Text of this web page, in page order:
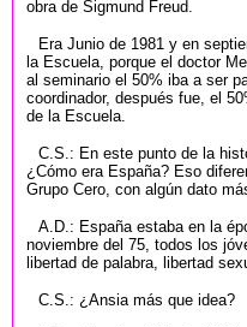
obra de Sigmund Freud.
Era Junio de 1981 y en
la Escuela, porque el doctor
al seminario el 50% iba a ser
coordinador, después fue, el
de la Escuela.
C.S.: En este punto de la
¿Cómo era España? Eso
Grupo Cero, con algún dato
A.D.: España estaba en la
noviembre del 75, todos los
libertad de palabra, libertad
C.S.: ¿Ansia más que idea?